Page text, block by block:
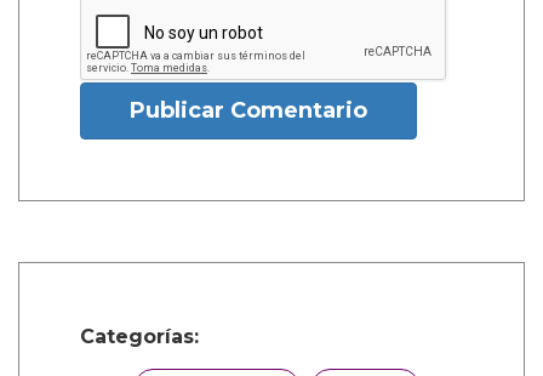
Publicar Comentario
Categorías: